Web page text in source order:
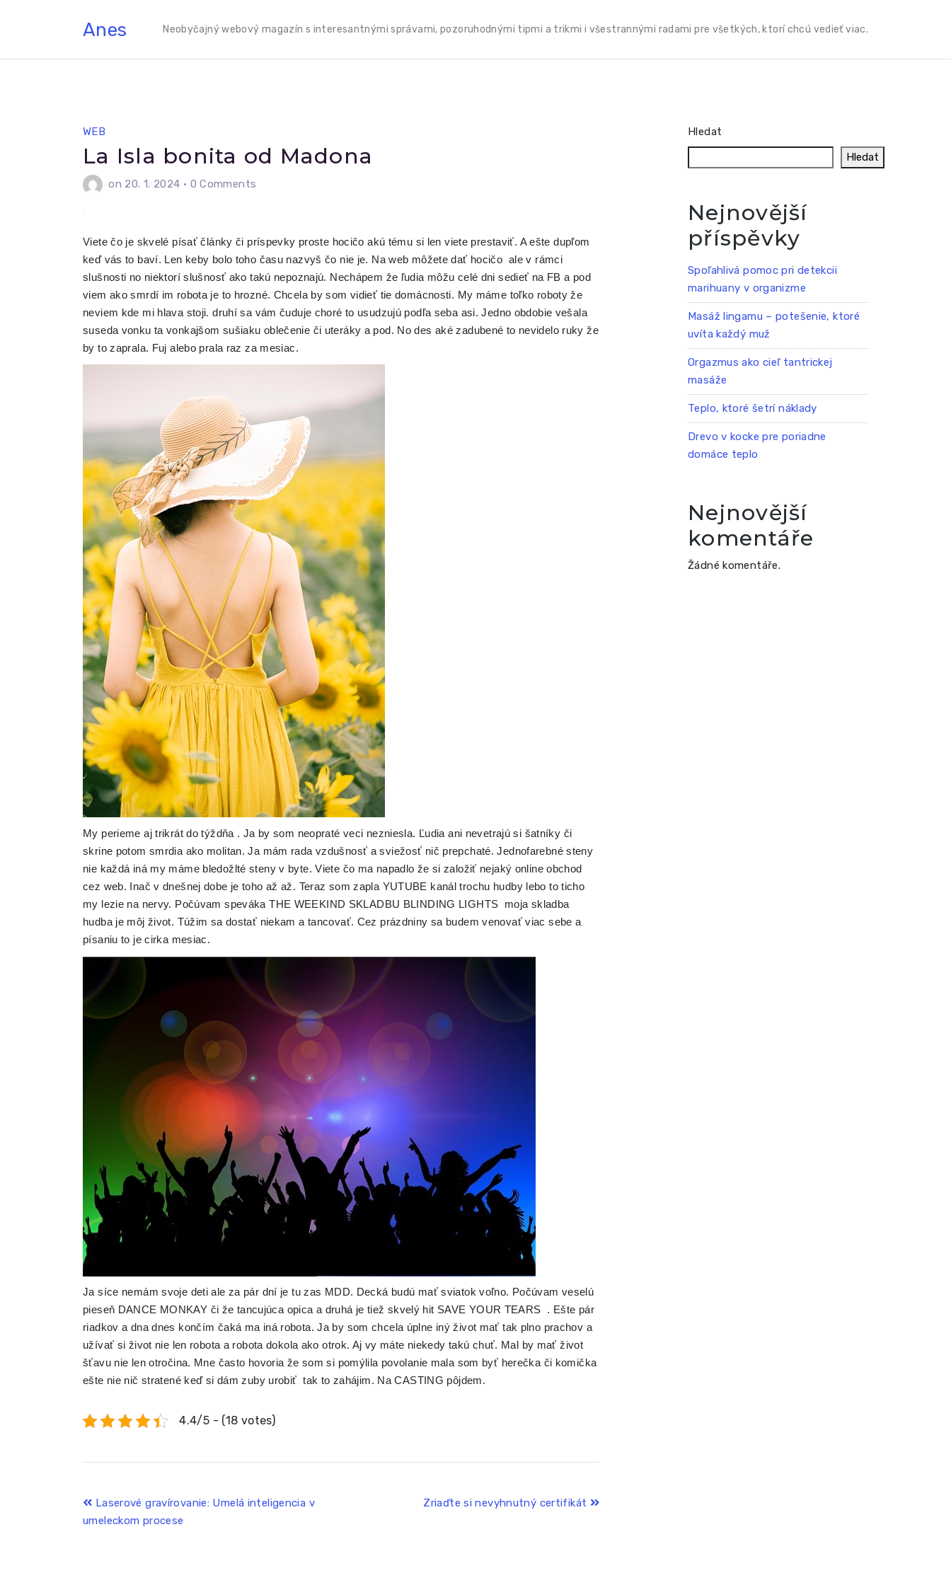
Anes Neobyčajný webový magazín s interesantnými správami, pozoruhodnými tipmi a trikmi i všestrannými radami pre všetkých, ktorí chcú vedieť viac.
WEB
La Isla bonita od Madona
on 20. 1. 2024 • 0 Comments
Viete čo je skvelé písať články či príspevky proste hocičo akú tému si len viete prestaviť. A ešte dupľom
keď vás to baví. Len keby bolo toho času nazvyš čo nie je. Na web môžete dať hocičo ale v rámci
slušnosti no niektorí slušnosť ako takú nepoznajú. Nechápem že ľudia môžu celé dni sedieť na FB a pod
viem ako smrdí im robota je to hrozné. Chcela by som vidieť tie domácnosti. My máme toľko roboty že
neviem kde mi hlava stoji. druhí sa vám čuduje choré to usudzujú podľa seba asi. Jedno obdobie vešala
suseda vonku ta vonkajšom sušiaku oblečenie či uteráky a pod. No des aké zadubené to nevidelo ruky že
by to zaprala. Fuj alebo prala raz za mesiac.
My perieme aj trikrát do týždňa . Ja by som neopraté veci nezniesla. Ľudia ani nevetrajú si šatníky či
skrine potom smrdia ako molitan. Ja mám rada vzdušnosť a sviežosť nič prepchaté. Jednofarebné steny
nie každá iná my máme bledožlté steny v byte. Viete čo ma napadlo že si založiť nejaký online obchod
cez web. Inač v dnešnej dobe je toho až až. Teraz som zapla YUTUBE kanál trochu hudby lebo to ticho
my lezie na nervy. Počúvam speváka THE WEEKIND SKLADBU BLINDING LIGHTS moja skladba
hudba je môj život. Túžim sa dostať niekam a tancovať. Cez prázdniny sa budem venovať viac sebe a
písaniu to je cirka mesiac.
Ja síce nemám svoje deti ale za pár dní je tu zas MDD. Decká budú mať sviatok voľno. Počúvam veselú
pieseň DANCE MONKAY či že tancujúca opica a druhá je tiež skvelý hit SAVE YOUR TEARS . Ešte pár
riadkov a dna dnes končím čaká ma iná robota. Ja by som chcela úplne iný život mať tak plno prachov a
užívať si život nie len robota a robota dokola ako otrok. Aj vy máte niekedy takú chuť. Mal by mať život
šťavu nie len otročina. Mne často hovoria že som si pomýlila povolanie mala som byť herečka či komička
ešte nie nič stratené keď si dám zuby urobiť tak to zahájim. Na CASTING pôjdem.
4.4/5 - (18 votes)
Navigace
pro
Laserové gravírovanie: Umelá inteligencia v
umeleckom procese
Zriaďte si nevyhnutný certifikát
Hledat
Hledat
Nejnovější
příspěvky
Spoľahlivá pomoc pri detekcii
marihuany v organizme
Masáž lingamu – potešenie, ktoré
uvíta každý muž
Orgazmus ako cieľ tantrickej
masáže
Teplo, ktoré šetrí náklady
Drevo v kocke pre poriadne
domáce teplo
Nejnovější
komentáře
Žádné komentáře.